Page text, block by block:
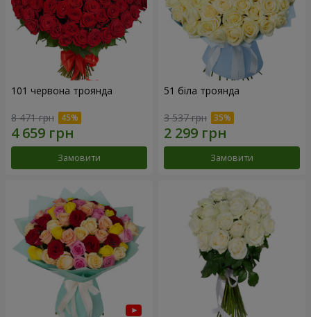
101 червона троянда
8 471 грн
Замовити
51 біла троянда
3 537 грн
Замовити